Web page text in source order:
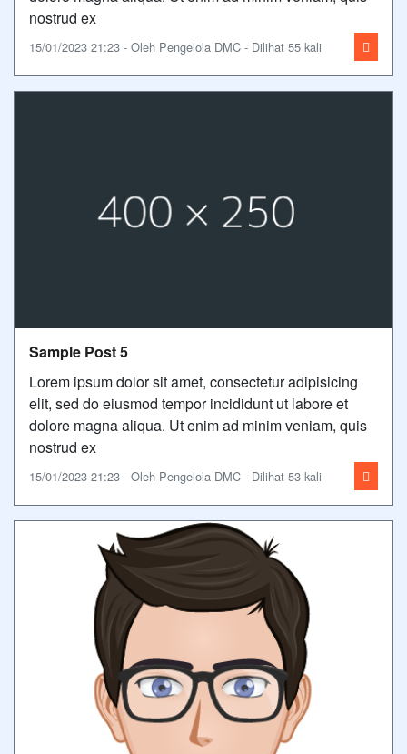
nostrud ex
15/01/2023 21:23 - Oleh Pengelola DMC - Dilihat 55 kali
Sample Post 5
Lorem ipsum dolor sit amet, consectetur adipisicing
elit, sed do eiusmod tempor incididunt ut labore et
dolore magna aliqua. Ut enim ad minim veniam, quis
nostrud ex
15/01/2023 21:23 - Oleh Pengelola DMC - Dilihat 53 kali